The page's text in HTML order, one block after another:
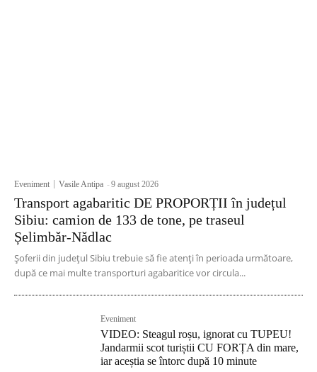
Eveniment Vasile Antipa -9 august 2026
Transport agabaritic DE PROPORȚII în județul
Sibiu: camion de 133 de tone, pe traseul
Șelimbăr-Nădlac
Șoferii din județul Sibiu trebuie să fie atenți în perioada următoare,
după ce mai multe transporturi agabaritice vor circula...
Eveniment
VIDEO: Steagul roșu, ignorat cu TUPEU!
Jandarmii scot turiștii CU FORȚA din mare,
iar aceștia se întorc după 10 minute